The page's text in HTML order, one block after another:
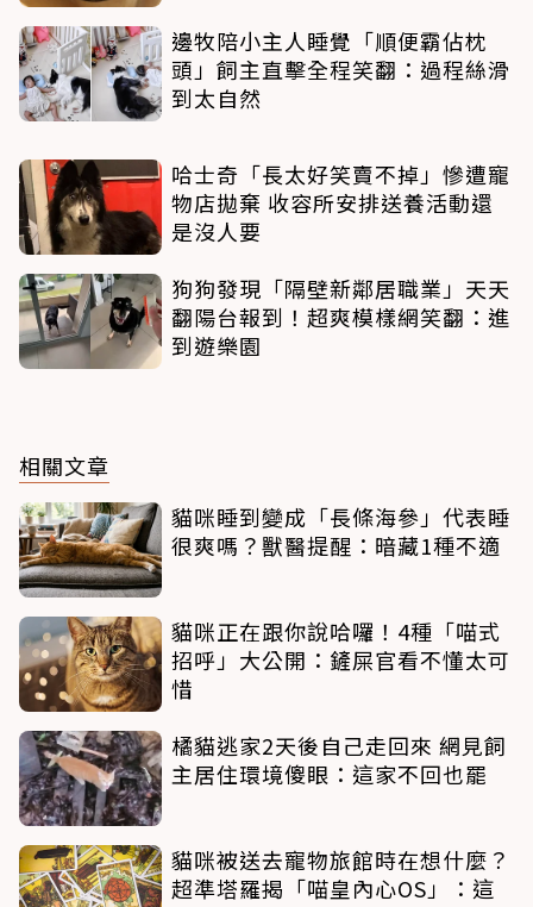
邊牧陪小主人睡覺「順便霸佔枕
頭」飼主直擊全程笑翻：過程絲滑
到太自然
哈士奇「長太好笑賣不掉」慘遭寵
物店拋棄 收容所安排送養活動還
是沒人要
狗狗發現「隔壁新鄰居職業」天天
翻陽台報到！超爽模樣網笑翻：進
到遊樂園
相關文章
貓咪睡到變成「長條海參」代表睡
很爽嗎？獸醫提醒：暗藏1種不適
貓咪正在跟你說哈囉！4種「喵式
招呼」大公開：鏟屎官看不懂太可
惜
橘貓逃家2天後自己走回來 網見飼
主居住環境傻眼：這家不回也罷
貓咪被送去寵物旅館時在想什麼？
超準塔羅揭「喵皇內心OS」：這